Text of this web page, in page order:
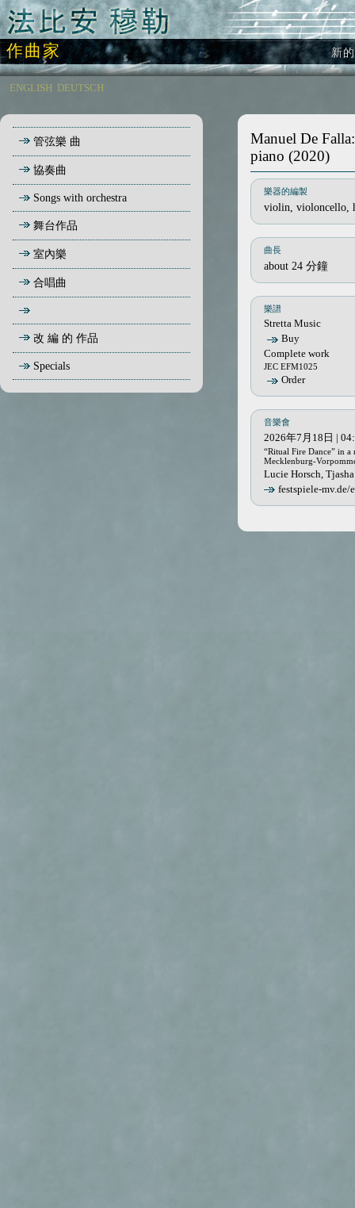
作曲家 新
管弦樂 曲
協奏曲
Songs with orchestra
舞台作品
室內樂
合唱曲
改 編 的 作品
Specials
ENGLISH DEUTSCH
Manuel De
piano (2020)
樂器的編製
violin, violoncello,
曲長
about 24 分鐘
樂譜
Stretta Music
Buy
Complete work
JEC EFM1025
Order
音樂會
2026年7月18日 |
“Ritual Fire Dance” in a
Mecklenburg-
Lucie Horsch,
festspiele-mv.de/